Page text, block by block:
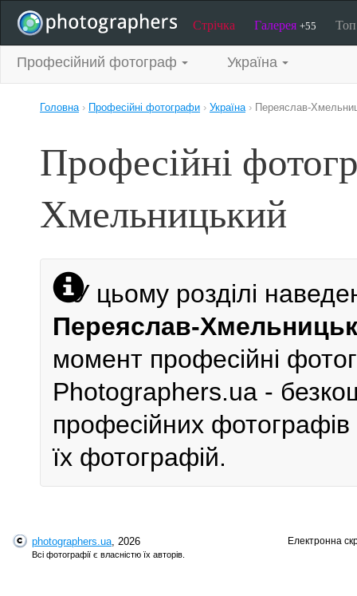
Стрічка Галерея +55
Професійний фотограф Україна
Головна› Професійні фотографи › Україна› Переяслав-
Професійні
Хмельницький
У цьому розділі
Переяслав-
момент професійні
Photographers.ua -
професійних
їх фотографій.
photographers.ua, 2026
Всі фотографії є власністю їх авторів.
Електронна